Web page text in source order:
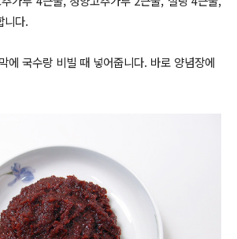
니다.
에 국수랑 비빌 때 넣어줍니다. 바로 양념장에